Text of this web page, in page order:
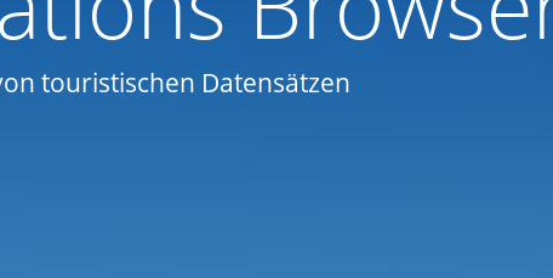
touristischen Datensätzen